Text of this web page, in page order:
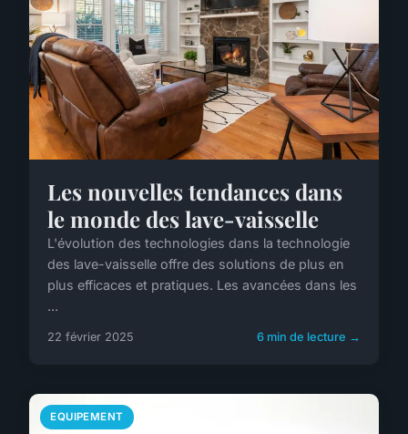
Les nouvelles tendances dans
le monde des lave-vaisselle
L'évolution des technologies dans la technologie
des lave-vaisselle offre des solutions de plus en
plus efficaces et pratiques. Les avancées dans les
...
22 février 2025 6 min de lecture →
EQUIPEMENT